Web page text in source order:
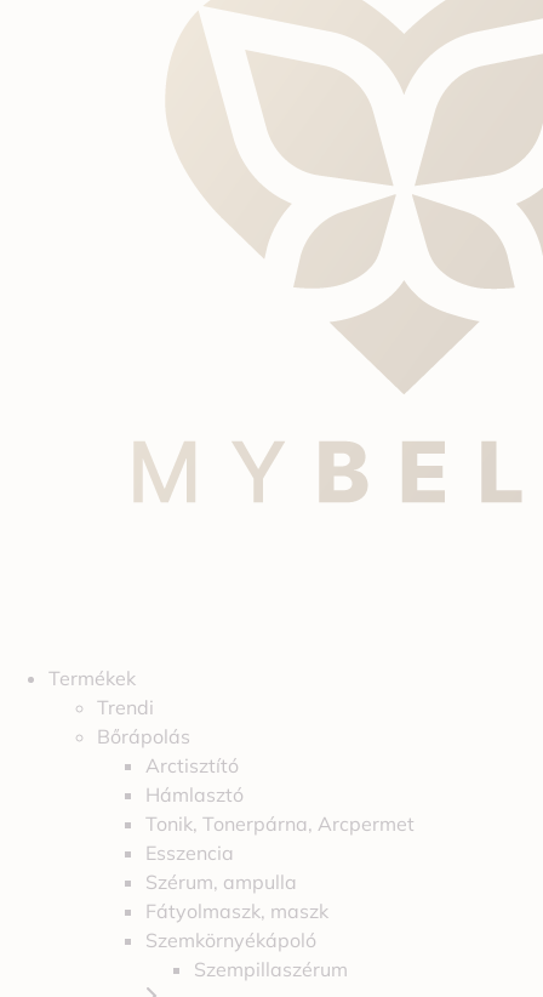
Termékek
Trendi
Bőrápolás
Arctisztító
Hámlasztó
Tonik, Tonerpárna, Arcpermet
Esszencia
Szérum, ampulla
Fátyolmaszk, maszk
Szemkörnyékápoló
Szempillaszérum